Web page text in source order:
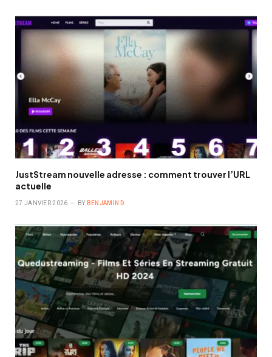
JustStream nouvelle adresse : comment trouver l’URL
actuelle
27 JANVIER 2026 BY BENJAMIN D.